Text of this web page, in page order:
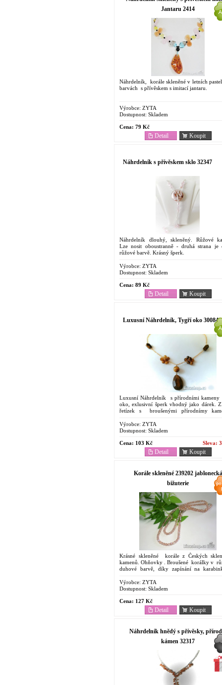
Jantaru 2414
Náhrdelník, korále skleněné v letních
barvách s přívěskem s imitací jantaru.
Výrobce: ZYTA
Dostupnost: Skladem
Cena: 79 Kč
Koupit
Detail
Náhrdelník s přívěskem sklo 32347
Náhrdelník dlouhý, skleněný. Růžové
Lze nosit oboustranně - druhá strana je
růžové barvě. Krásný šperk.
Výrobce: ZYTA
Dostupnost: Skladem
Cena: 89 Kč
Koupit
Detail
Luxusní Náhrdelník, Tygří oko 30084
Luxusní Náhrdelník s přírodními
oko, exlusivní šperk vhodný jako dárek.
řetízek s broušenými přírodnímy
Výrobce: ZYTA
Dostupnost: Skladem
Cena: 103 Kč Sleva:
Koupit
Detail
Korále skleněné 239202 jablonecká
bižuterie
Krásné skleněné korále z Českých
kamenů. Ohňovky . Broušené korálky v
duhové barvě, díky zapínání na
Výrobce: ZYTA
Dostupnost: Skladem
Cena: 127 Kč
Koupit
Detail
Náhrdelník hnědý s přívěsky,
kámen 32317